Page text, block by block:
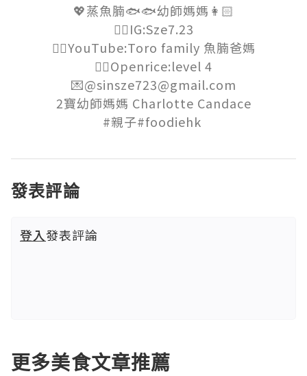
💖蒸魚腩🐟🐟幼師媽媽👩🏻
👉🏻IG:Sze7.23
👉🏻YouTube:Toro family 魚腩爸媽
👉🏻Openrice:level 4
💌@sinsze723@gmail.com
2寶幼師媽媽 Charlotte Candace
#親子#foodiehk
發表評論
登入發表評論
更多美食文章推薦